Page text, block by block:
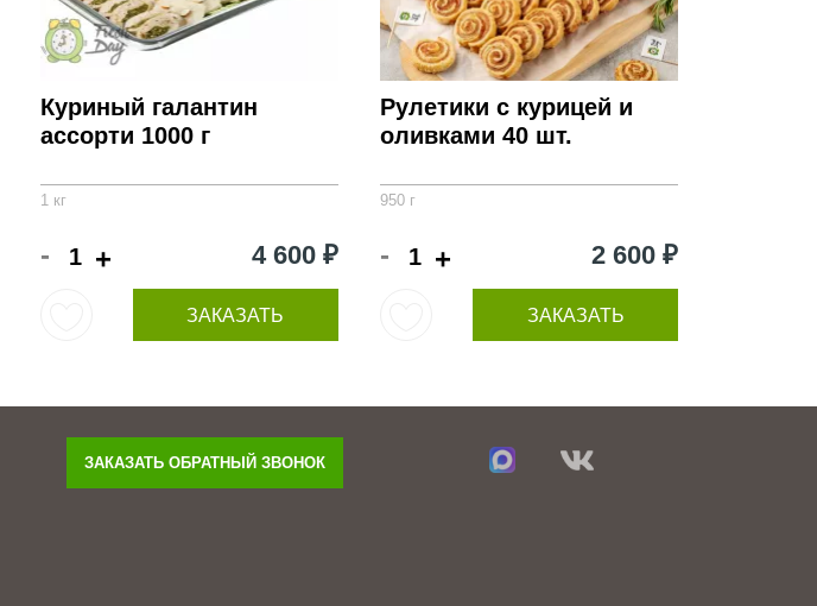
Куриный галантин
ассорти 1000 г
1 кг
- + 4 600 ₽
ЗАКАЗАТЬ
Рулетики с курицей и
оливками 40 шт.
950 г
- + 2 600 ₽
ЗАКАЗАТЬ
ЗАКАЗАТЬ ОБРАТНЫЙ ЗВОНОК